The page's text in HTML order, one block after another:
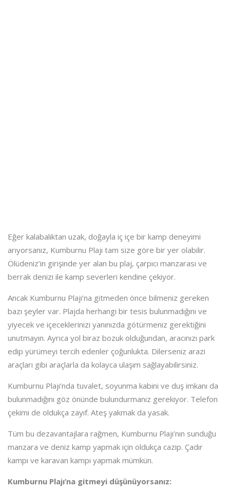
Eğer kalabalıktan uzak, doğayla iç içe bir kamp deneyimi
arıyorsanız, Kumburnu Plajı tam size göre bir yer olabilir.
Ölüdeniz’in girişinde yer alan bu plaj, çarpıcı manzarası ve
berrak denizi ile kamp severleri kendine çekiyor.
Ancak Kumburnu Plajı’na gitmeden önce bilmeniz gereken
bazı şeyler var. Plajda herhangi bir tesis bulunmadığını ve
yiyecek ve içeceklerinizi yanınızda götürmeniz gerektiğini
unutmayın. Ayrıca yol biraz bozuk olduğundan, aracınızı park
edip yürümeyi tercih edenler çoğunlukta. Dilerseniz arazi
araçları gibi araçlarla da kolayca ulaşım sağlayabilirsiniz.
Kumburnu Plajı’nda tuvalet, soyunma kabini ve duş imkanı da
bulunmadığını göz önünde bulundurmanız gerekiyor. Telefon
çekimi de oldukça zayıf. Ateş yakmak da yasak.
Tüm bu dezavantajlara rağmen, Kumburnu Plajı’nın sunduğu
manzara ve deniz kamp yapmak için oldukça cazip. Çadır
kampı ve karavan kampı yapmak mümkün.
Kumburnu Plajı’na gitmeyi düşünüyorsanız: